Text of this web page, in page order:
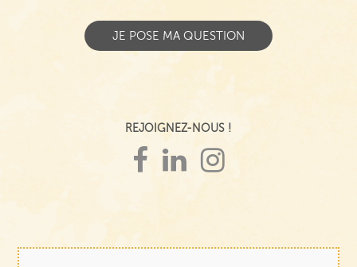
REJOIGNEZ-NOUS !